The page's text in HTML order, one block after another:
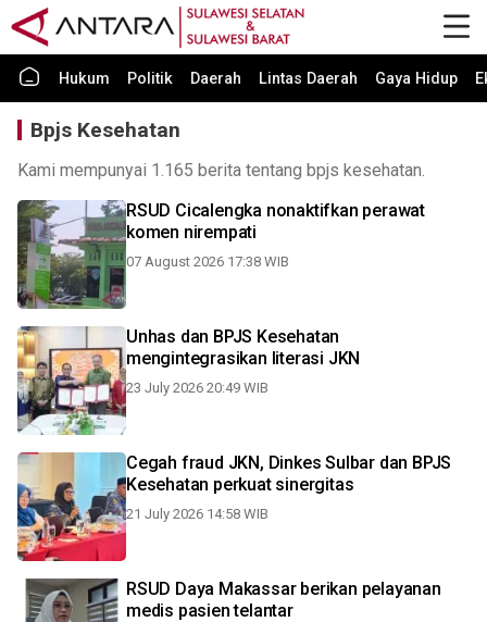
Hukum Politik Daerah Lintas Daerah Gaya Hidup
Bpjs Kesehatan
Kami mempunyai 1.165 berita tentang bpjs kesehatan.
RSUD Cicalengka nonaktifkan perawat
komen nirempati
07 August 2026 17:38 WIB
Unhas dan BPJS Kesehatan
mengintegrasikan literasi JKN
23 July 2026 20:49 WIB
Cegah fraud JKN, Dinkes Sulbar dan BPJS
Kesehatan perkuat sinergitas
21 July 2026 14:58 WIB
RSUD Daya Makassar berikan pelayanan
medis pasien telantar